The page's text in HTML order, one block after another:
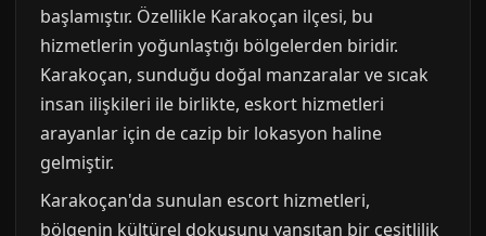
başlamıştır. Özellikle Karakoçan ilçesi, bu
hizmetlerin yoğunlaştığı bölgelerden biridir.
Karakoçan, sunduğu doğal manzaralar ve sıcak
insan ilişkileri ile birlikte, eskort hizmetleri
arayanlar için de cazip bir lokasyon haline
gelmiştir.
Karakoçan'da sunulan escort hizmetleri,
bölgenin kültürel dokusunu yansıtan bir çeşitlilik